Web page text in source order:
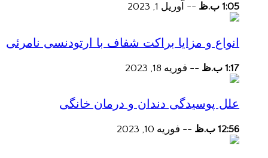
1:05 ب.ظ -- آوریل 1, 2023
انواع و مزایا براکت شفاف با ارتودنسی نامرئی
1:17 ب.ظ -- فوریه 18, 2023
علل پوسیدگی دندان و درمان خانگی
12:56 ب.ظ -- فوریه 10, 2023